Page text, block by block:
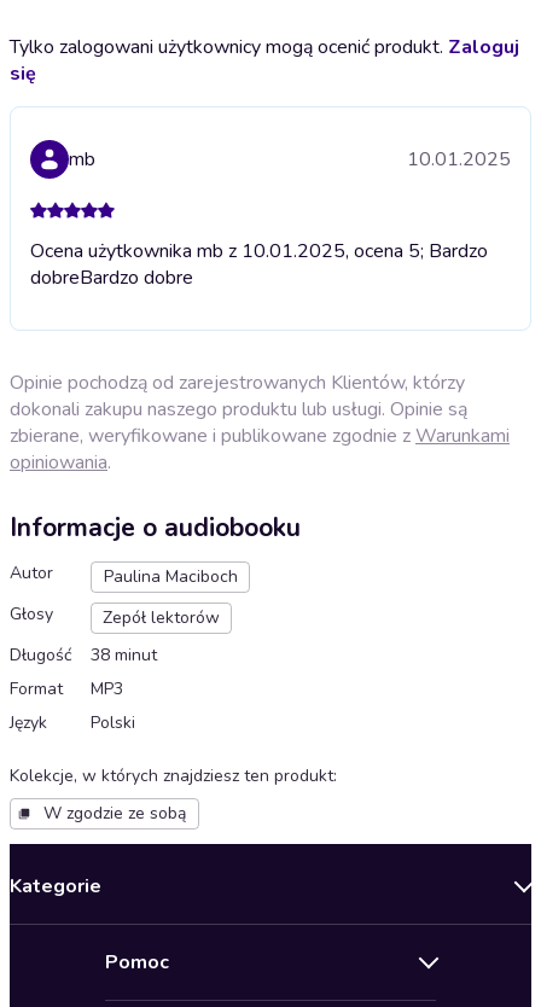
Tylko zalogowani użytkownicy mogą ocenić produkt. Zaloguj
się
mb 10.01.2025
Ocena użytkownika mb z 10.01.2025, ocena 5; Bardzo
dobreBardzo dobre
Opinie pochodzą od zarejestrowanych Klientów, którzy
dokonali zakupu naszego produktu lub usługi. Opinie są
zbierane, weryfikowane i publikowane zgodnie zWarunkami
opiniowania.
Informacje o audiobooku
Autor
Paulina Maciboch
Głosy
Zepół lektorów
Długość
38 minut
Format
MP3
Język
Polski
Kolekcje, w których znajdziesz ten produkt:
W zgodzie ze sobą
Kategorie
Pomoc